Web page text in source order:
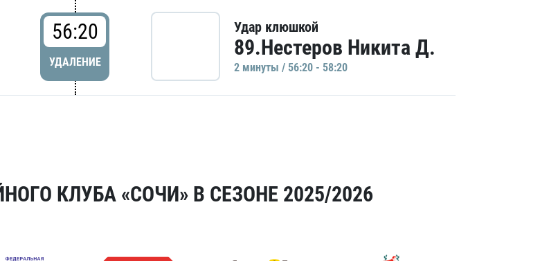
56:20
УДАЛЕНИЕ
Удар клюшкой
89.Нестеров Никита Д.
2 минуты / 56:20 - 58:20
КЛУБА «СОЧИ» В СЕЗОНЕ 2025/2026